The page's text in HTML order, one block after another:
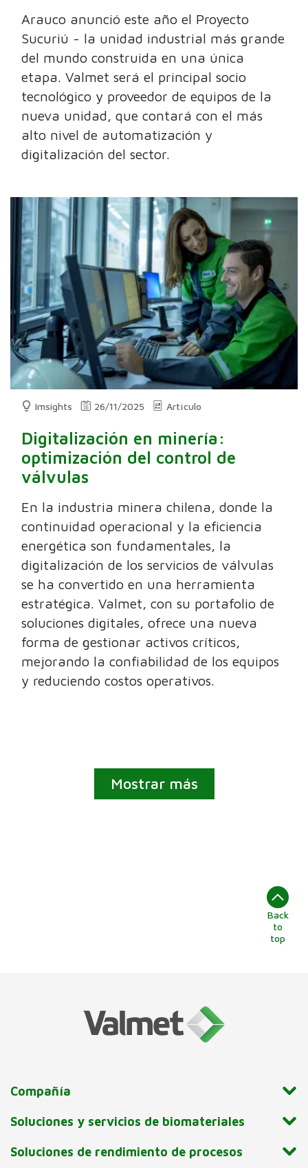
Arauco anunció este año el Proyecto
Sucuriú - la unidad industrial más grande
del mundo construida en una única
etapa. Valmet será el principal socio
tecnológico y proveedor de equipos de la
nueva unidad, que contará con el más
alto nivel de automatización y
digitalización del sector.
Imsights 26/11/2025 Artículo
Digitalización en minería:
optimización del control de
válvulas
En la industria minera chilena, donde la
continuidad operacional y la eficiencia
energética son fundamentales, la
digitalización de los servicios de válvulas
se ha convertido en una herramienta
estratégica. Valmet, con su portafolio de
soluciones digitales, ofrece una nueva
forma de gestionar activos críticos,
mejorando la confiabilidad de los equipos
y reduciendo costos operativos.
Mostrar más
Back
to
top
Compañía
Soluciones y servicios de biomateriales
Soluciones de rendimiento de procesos